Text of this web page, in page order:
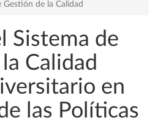
Gestión de la Calidad
Sistema de
Calidad
en
las Políticas